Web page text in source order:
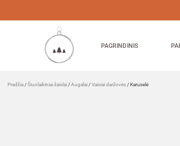
PAGRINDINIS
Pradžia /Šiuolaikiniai žaislai /Augalai /Vaisiai daržovės / Karuselė